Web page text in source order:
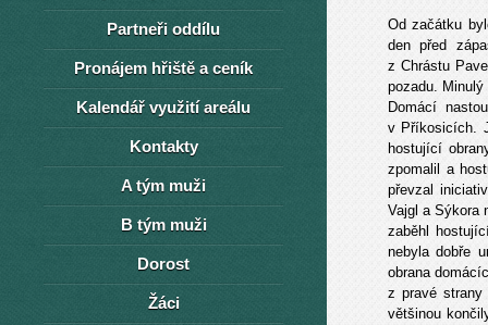
Od začátku
den před
z Chrástu
pozadu.
Domácí
v Příkosicích.
hostující
zpomalil a
převzal
Vajgl a Sýkora
zaběhl
nebyla dobře
obrana
z pravé strany
většinou
Partneři oddílu
Pronájem hřiště a ceník
Kalendář využití areálu
Kontakty
A tým muži
B tým muži
Dorost
Žáci